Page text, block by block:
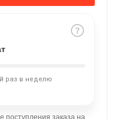
раз в неделю
поступления заказа на